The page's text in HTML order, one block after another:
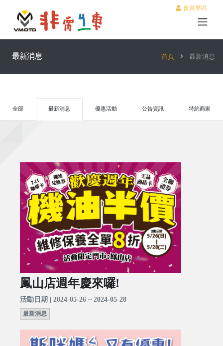
會員專區
最新消息 首頁 最新消息
全部 最新消息 優惠活動 公告資訊 特約商家
鳳山店週年慶來囉!
活動日期 | 2024-05-26 ~ 2024-05-28
最新消息